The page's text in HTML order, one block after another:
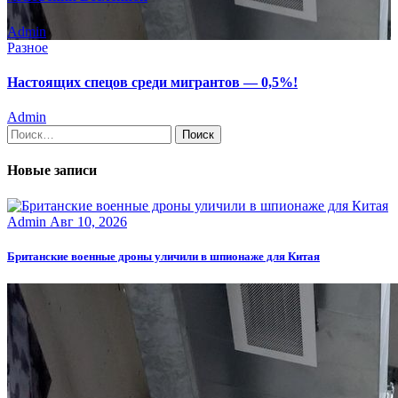
Admin
Разное
Настоящих спецов среди мигрантов — 0,5%!
Admin
Найти:
Новые записи
Admin Авг 10, 2026
Британские военные дроны уличили в шпионаже для Китая